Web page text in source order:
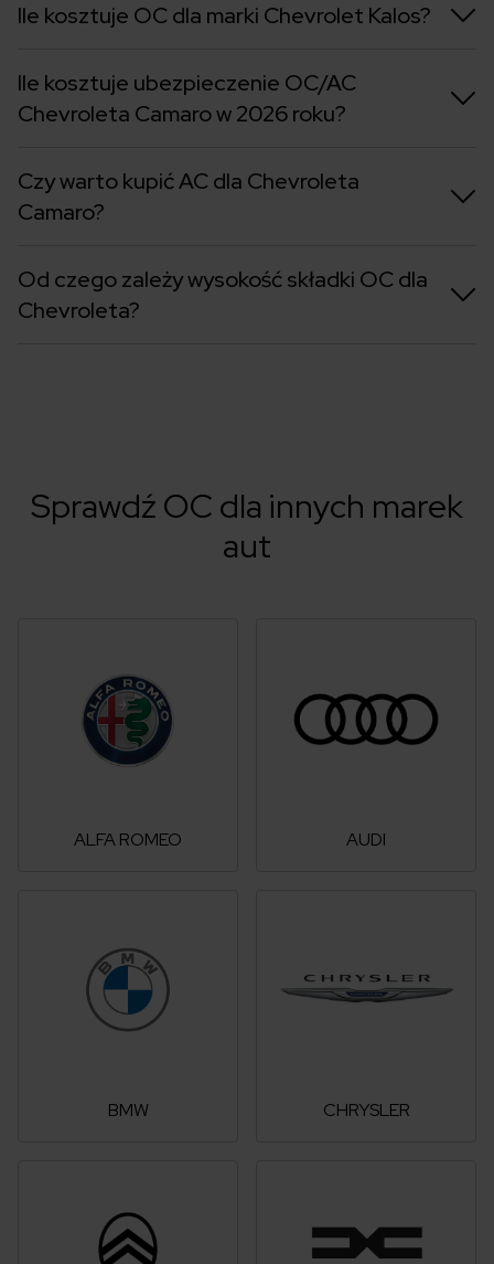
Ile kosztuje OC dla marki Chevrolet Kalos?
Ile kosztuje ubezpieczenie OC/AC
Chevroleta Camaro w 2026 roku?
Czy warto kupić AC dla Chevroleta
Camaro?
Od czego zależy wysokość składki OC dla
Chevroleta?
Sprawdź OC dla innych marek
aut
ALFA ROMEO AUDI
BMW CHRYSLER